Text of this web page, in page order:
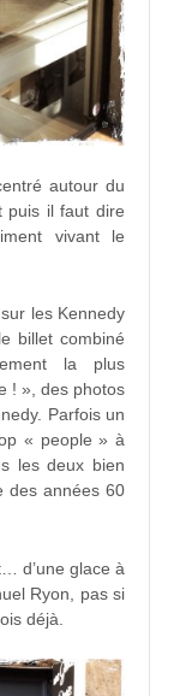
autour du
puis il faut dire
vivant le
les Kennedy
billet combiné
la plus
! », des photos
Parfois un
« people » à
les deux bien
des années 60
d’une glace à
Ryon, pas si
déjà.